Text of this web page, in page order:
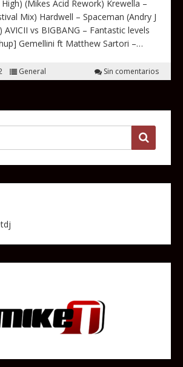
(Mikes Acid Rework) Krewella –
Mix) Hardwell – Spaceman (Andry J
AVICII vs BIGBANG – Fantastic levels
Gemellini ft Matthew Sartori –…
General Sin comentarios